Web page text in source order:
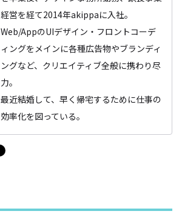
経営を経て2014年akippaに入社。
Web/AppのUIデザイン・フロントコーデ
ィングをメインに各種広告物やブランディ
ングなど、クリエイティブ全般に携わり尽
力。
最近結婚して、早く帰宅するために仕事の
効率化を図っている。